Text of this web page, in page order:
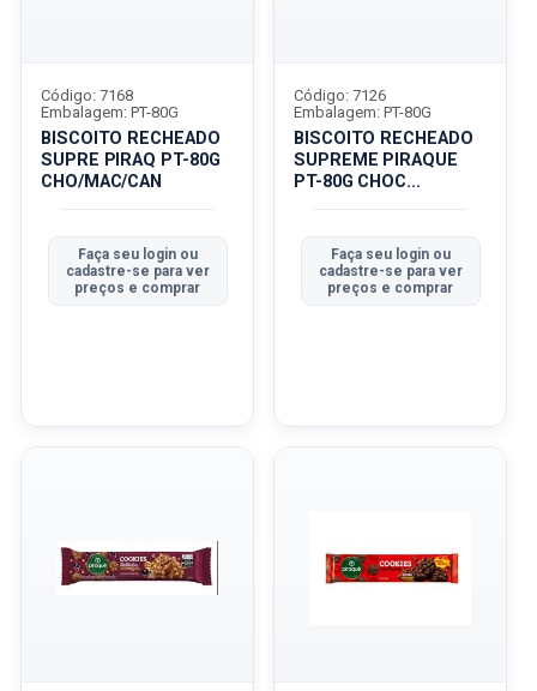
BISCOITO RECHEADO
SUPRE PIRAQ PT-80G
CHO/MAC/CAN
Código: 7168
Embalagem: PT-80G
Faça seu login ou
cadastre-se para ver
preços e comprar
BISCOITO RECHEADO
SUPREME PIRAQUE
PT-80G CHOC
Código: 7126
Embalagem: PT-80G
Faça seu login ou
cadastre-se para ver
preços e comprar